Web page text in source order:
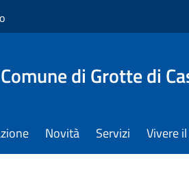
Comune di Grotte di
Novità Servizi Vivere